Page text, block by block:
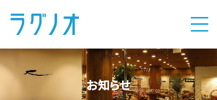
お知らせ